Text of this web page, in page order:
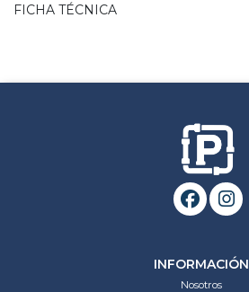
FICHA TÉCNICA
INFORMACIÓN
Nosotros